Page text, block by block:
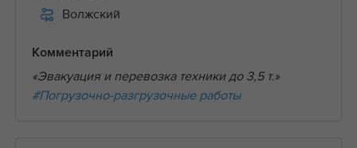
Волжский
Комментарий
«Эвакуация и перевозка техники до 3,5 т.»
#Погрузочно-разгрузочные работы